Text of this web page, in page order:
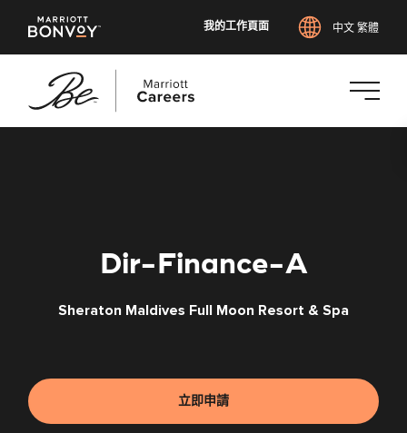
我的工作頁面 中文 繁體
Dir-Finance-A
Sheraton Maldives Full Moon Resort & Spa
立即申請